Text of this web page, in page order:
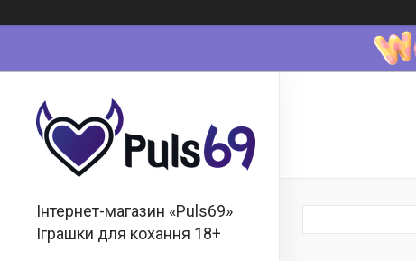
Інтернет-магазин «Puls69»
Іграшки для кохання 18+